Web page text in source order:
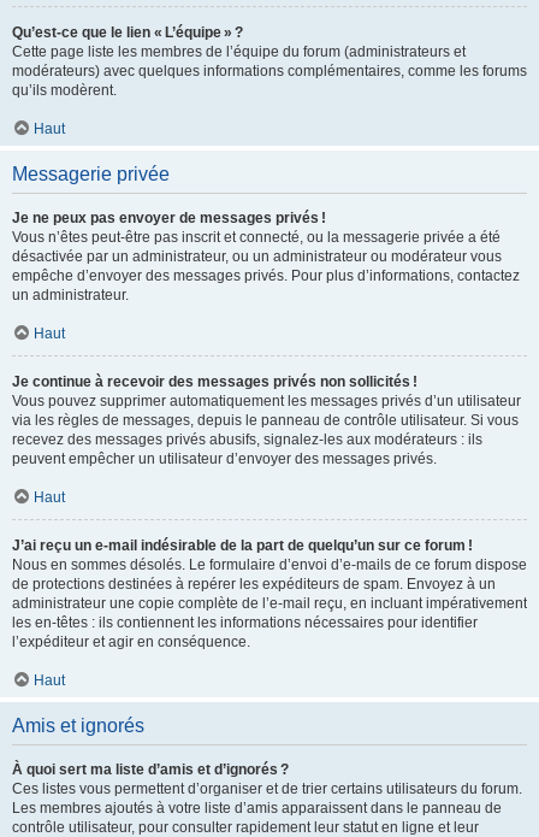
Qu’est-ce que le lien « L’équipe » ?
Cette page liste les membres de l’équipe du forum (administrateurs et
modérateurs) avec quelques informations complémentaires, comme les forums
qu’ils modèrent.
Haut
Messagerie privée
Je ne peux pas envoyer de messages privés !
Vous n’êtes peut-être pas inscrit et connecté, ou la messagerie privée a été
désactivée par un administrateur, ou un administrateur ou modérateur vous
empêche d’envoyer des messages privés. Pour plus d’informations, contactez
un administrateur.
Haut
Je continue à recevoir des messages privés non sollicités !
Vous pouvez supprimer automatiquement les messages privés d’un utilisateur
via les règles de messages, depuis le panneau de contrôle utilisateur. Si vous
recevez des messages privés abusifs, signalez-les aux modérateurs : ils
peuvent empêcher un utilisateur d’envoyer des messages privés.
Haut
J’ai reçu un e-mail indésirable de la part de quelqu’un sur ce forum !
Nous en sommes désolés. Le formulaire d’envoi d’e-mails de ce forum dispose
de protections destinées à repérer les expéditeurs de spam. Envoyez à un
administrateur une copie complète de l’e-mail reçu, en incluant impérativement
les en-têtes : ils contiennent les informations nécessaires pour identifier
l’expéditeur et agir en conséquence.
Haut
Amis et ignorés
À quoi sert ma liste d’amis et d’ignorés ?
Ces listes vous permettent d’organiser et de trier certains utilisateurs du forum.
Les membres ajoutés à votre liste d’amis apparaissent dans le panneau de
contrôle utilisateur, pour consulter rapidement leur statut en ligne et leur